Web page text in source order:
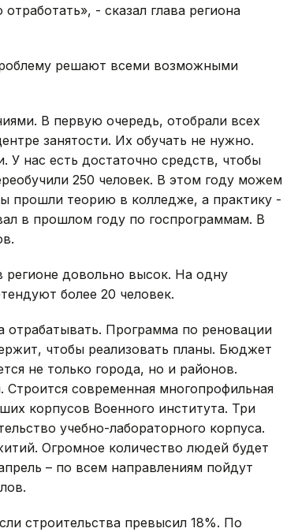
- сказал глава региона
решают всеми возможными
В первую очередь, отобрали всех
занятости. Их обучать не нужно.
У нас есть достаточно средств, чтобы
250 человек. В этом году можем
прошли теорию в колледже, а практику -
в прошлом году по госпрограммам. В
довольно высок. На одну
более 20 человек.
отрабатывать. Программа по реновации
чтобы реализовать планы. Бюджет
не только города, но и районов.
современная многопрофильная
корпусов Военного института. Три
учебно-лабораторного корпуса.
Огромное количество людей будет
– по всем направлениям пойдут
строительства превысил 18%. По